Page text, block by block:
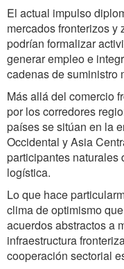
El actual impulso
mercados fronterizos
podrían formalizar
generar empleo e
cadenas de suministro
Más allá del comercio
por los corredores
países se sitúan en la
Occidental y Asia
participantes naturales
logística.
Lo que hace
clima de optimismo
acuerdos abstractos a
infraestructura
cooperación sectorial